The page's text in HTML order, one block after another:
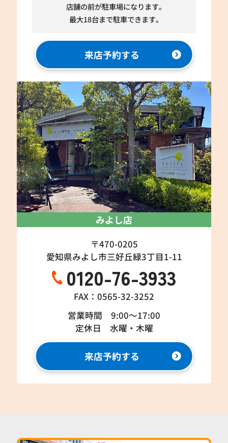
店舗の前が駐車場になります。
最大18台まで駐車できます。
来店予約する
みよし店
〒470-0205
愛知県みよし市三好丘緑3丁目1-11
0120-76-3933
FAX：0565-32-3252
営業時間 9:00～17:00
定休日 水曜・木曜
来店予約する